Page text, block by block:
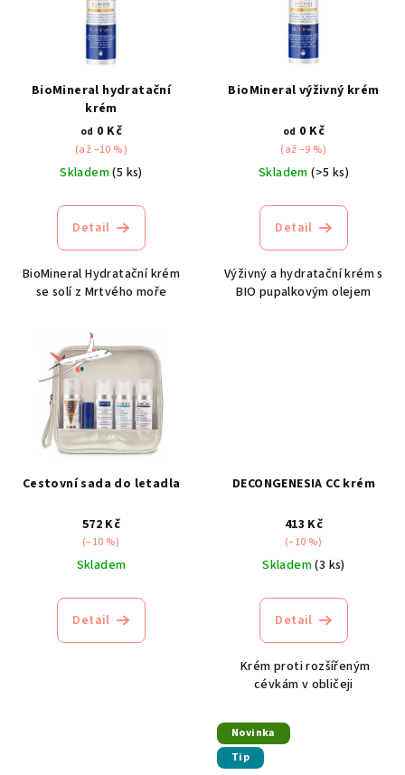
BioMineral hydratační
krém
od 0 Kč
(až –10 %)
Skladem(5 ks)
Detail
BioMineral Hydratační krém
se solí z Mrtvého moře
BioMineral výživný krém
od 0 Kč
(až –9 %)
Skladem(>5 ks)
Detail
Výživný a hydratační krém s
BIO pupalkovým olejem
Cestovní sada do letadla
572 Kč
(–10 %)
Skladem
Detail
DECONGENESIA CC krém
413 Kč
(–10 %)
Skladem(3 ks)
Detail
Krém proti rozšířeným
cévkám v obličeji
Novinka
Tip